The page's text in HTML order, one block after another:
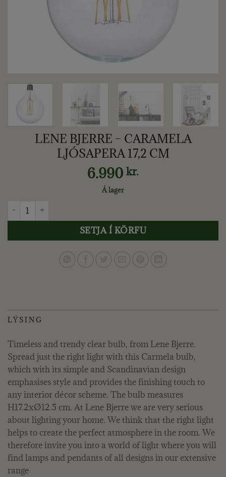
LENE BJERRE – CARAMELA
LJÓSAPERA 17,2 CM
6.990 kr.
Á lager
LENE BJERRE - CARAMELA LJÓSAPERA 17,2 CM quantity
SETJA Í KÖRFU
LÝSING
Timeless and trendy clear bulb, from Lene Bjerre.
Spread just the right light with this Carmela bulb,
which with its simple and Scandinavian design
emphasises style and provides the finishing touch to
any interior décor scheme. The bulb measures
H17.2xØ12.5 cm. At Lene Bjerre we are very serious
about lighting your home. We think that the right light
helps to create the perfect atmosphere in the room. We
therefore invite you into a world of light where you will
find lamps and pendants of all designs in our extensive
range